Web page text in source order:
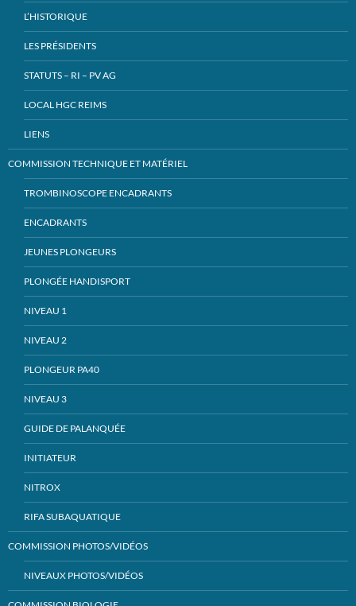
L’HISTORIQUE
LES PRÉSIDENTS
STATUTS – RI – PV AG
LOCAL HGC REIMS
LIENS
COMMISSION TECHNIQUE ET MATÉRIEL
TROMBINOSCOPE ENCADRANTS
ENCADRANTS
JEUNES PLONGEURS
PLONGÉE HANDISPORT
NIVEAU 1
NIVEAU 2
PLONGEUR PA40
NIVEAU 3
GUIDE DE PALANQUÉE
INITIATEUR
NITROX
RIFA SUBAQUATIQUE
COMMISSION PHOTOS/VIDÉOS
NIVEAUX PHOTOS/VIDÉOS